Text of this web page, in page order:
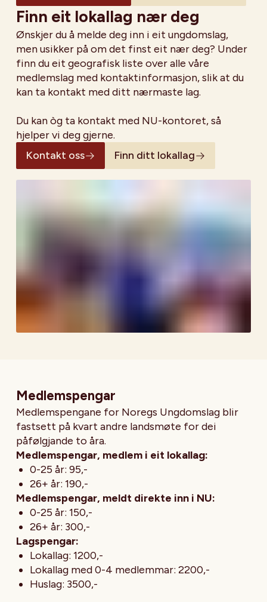
Finn eit lokallag nær deg
Ønskjer du å melde deg inn i eit ungdomslag,
men usikker på om det finst eit nær deg? Under
finn du eit geografisk liste over alle våre
medlemslag med kontaktinformasjon, slik at du
kan ta kontakt med ditt nærmaste lag.
Du kan òg ta kontakt med NU-kontoret, så
hjelper vi deg gjerne.
Kontakt oss
Finn ditt lokallag
Medlemspengar
Medlemspengane for Noregs Ungdomslag blir
fastsett på kvart andre landsmøte for dei
påfølgjande to åra.
Medlemspengar, medlem i eit lokallag:
0-25 år: 95,-
26+ år: 190,-
Medlemspengar, meldt direkte inn i NU:
0-25 år: 150,-
26+ år: 300,-
Lagspengar:
Lokallag: 1200,-
Lokallag med 0-4 medlemmar: 2200,-
Huslag: 3500,-